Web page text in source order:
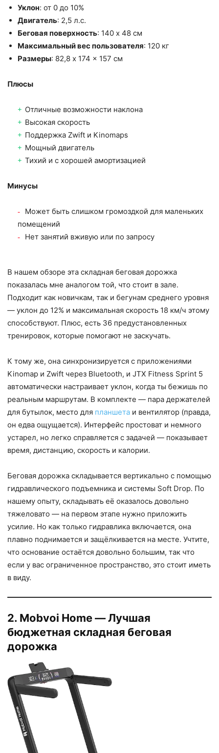
Уклон: от 0 до 10%
Двигатель: 2,5 л.с.
Беговая поверхность: 140 x 48 см
Максимальный вес пользователя: 120 кг
Размеры: 82,8 x 174 x 157 см
Плюсы
Отличные возможности наклона
Высокая скорость
Поддержка Zwift и Kinomaps
Мощный двигатель
Тихий и с хорошей амортизацией
Минусы
Может быть слишком громоздкой для маленьких
помещений
Нет занятий вживую или по запросу
В нашем обзоре эта складная беговая дорожка
показалась мне аналогом той, что стоит в зале.
Подходит как новичкам, так и бегунам среднего уровня
— уклон до 12% и максимальная скорость 18 км/ч этому
способствуют. Плюс, есть 36 предустановленных
тренировок, которые помогают не заскучать.
К тому же, она синхронизируется с приложениями
Kinomap и Zwift через Bluetooth, и JTX Fitness Sprint 5
автоматически настраивает уклон, когда ты бежишь по
реальным маршрутам. В комплекте — пара держателей
для бутылок, место для планшета и вентилятор (правда,
он едва ощущается). Интерфейс простоват и немного
устарел, но легко справляется с задачей — показывает
время, дистанцию, скорость и калории.
Беговая дорожка складывается вертикально с помощью
гидравлического подъемника и системы Soft Drop. По
нашему опыту, складывать её оказалось довольно
тяжеловато — на первом этапе нужно приложить
усилие. Но как только гидравлика включается, она
плавно поднимается и защёлкивается на месте. Учтите,
что основание остаётся довольно большим, так что
если у вас ограниченное пространство, это стоит иметь
в виду.
2. Mobvoi Home — Лучшая
бюджетная складная беговая
дорожка